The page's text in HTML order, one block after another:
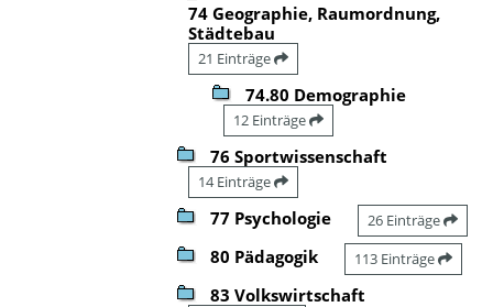
74 Geographie, Raumordnung,
Städtebau
21 Einträge
74.80 Demographie
12 Einträge
76 Sportwissenschaft
14 Einträge
77 Psychologie 26 Einträge
80 Pädagogik 113 Einträge
83 Volkswirtschaft